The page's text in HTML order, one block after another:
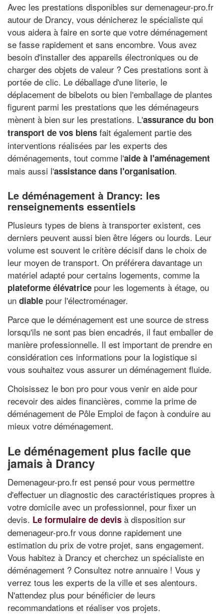
Avec les prestations disponibles sur demenageur-pro.fr
autour de Drancy, vous dénicherez le spécialiste qui
vous aidera à faire en sorte que votre déménagement
se fasse rapidement et sans encombre. Vous avez
besoin d'installer des appareils électroniques ou de
charger des objets de valeur ? Ces prestations sont à
portée de clic. Le déballage d'une literie, le
déplacement de bibelots ou bien l'emballage de plantes
figurent parmi les prestations que les déménageurs
mènent à bien sur les prestations. L'assurance du bon
transport de vos biens fait également partie des
interventions réalisées par les experts des
déménagements, tout comme l'aide à l'aménagement
mais aussi l'assistance dans l'organisation.
Le déménagement à Drancy: les
renseignements essentiels
Plusieurs types de biens à transporter existent, ces
derniers peuvent aussi bien être légers ou lourds. Leur
volume est souvent le critère décisif dans le choix de
leur moyen de transport. On préférera davantage un
matériel adapté pour certains logements, comme la
plateforme élévatrice pour les logements à étage, ou
un diable pour l'électroménager.
Parce que le déménagement est une source de stress
lorsqu'ils ne sont pas bien encadrés, il faut emballer de
manière professionnelle. Il est important de prendre en
considération ces informations pour la logistique si
vous souhaitez vous assurer un déménagement fluide.
Choisissez le bon pro pour vous venir en aide pour
recevoir des aides financières, comme la prime de
déménagement de Pôle Emploi de façon à conduire au
mieux votre déménagement.
Le déménagement plus facile que
jamais à Drancy
Demenageur-pro.fr est pensé pour vous permettre
d'effectuer un diagnostic des caractéristiques propres à
votre domicile avec un professionnel, pour fixer un
devis. Le formulaire de devis à disposition sur
demenageur-pro.fr vous donne rapidement une
estimation du prix de votre projet, sans engagement.
Vous habitez à Drancy et cherchez un spécialiste en
déménagement ? Consultez notre annuaire ! Vous y
verrez tous les experts de la ville et ses alentours.
N'attendez plus pour bénéficier de leurs
recommandations et réaliser vos projets.